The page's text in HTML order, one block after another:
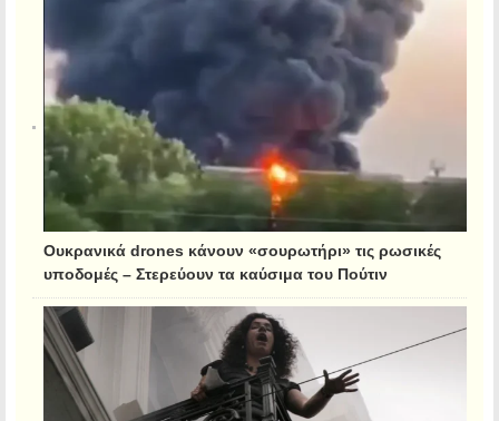
Ουκρανικά drones κάνουν «σουρωτήρι» τις ρωσικές
υποδομές – Στερεύουν τα καύσιμα του Πούτιν